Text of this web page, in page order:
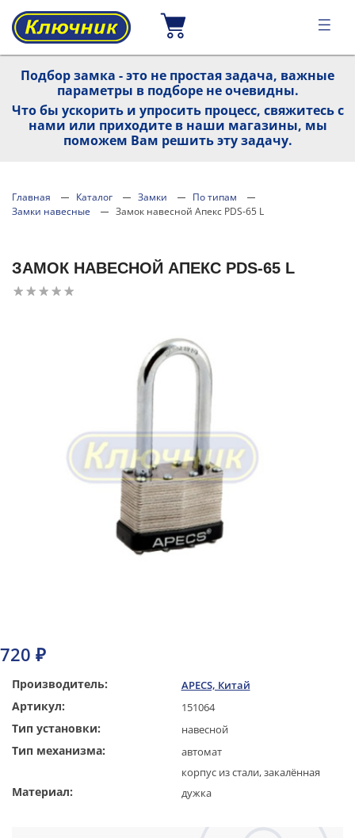
Подбор замка - это не простая задача, важные
параметры в подборе не очевидны.
Что бы ускорить и упросить процесс, свяжитесь с
нами или приходите в наши магазины, мы
поможем Вам решить эту задачу.
Главная Каталог Замки
По типам
Замки навесные
Замок навесной Апекс PDS-65 L
ЗАМОК НАВЕСНОЙ АПЕКС PDS-65 L
Производитель: APECS, Китай
Артикул: 151064
Тип установки: навесной
Тип механизма: автомат
Материал:
корпус из стали, закалённая
дужка
720 ₽